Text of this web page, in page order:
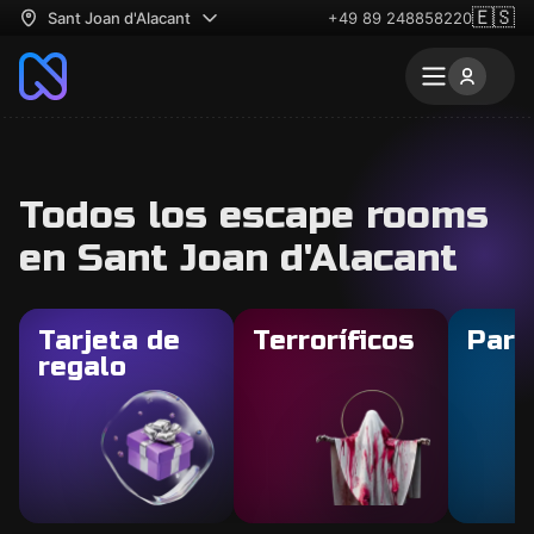
Sant Joan d'Alacant +49 89 248858220🇪🇸
Todos los escape rooms
en Sant Joan d'Alacant
Tarjeta de
regalo
Terroríficos